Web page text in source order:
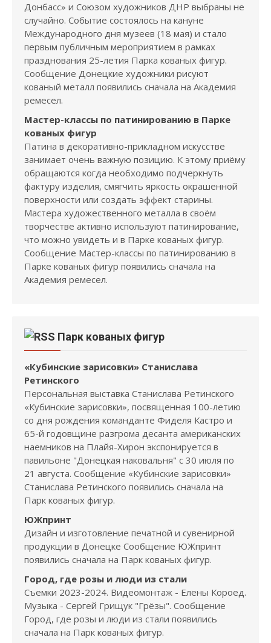
Донбасс» и Союзом художников ДНР выбраны не
случайно. Событие состоялось на кануне
Международного дня музеев (18 мая) и стало
первым публичным мероприятием в рамках
празднования 25-летия Парка кованых фигур.
Сообщение Донецкие художники рисуют
кованый металл появились сначала на Академия
ремесел.
Мастер-классы по патинированию в Парке
кованых фигур
Патина в декоративно-прикладном искусстве
занимает очень важную позицию. К этому приёму
обращаются когда необходимо подчеркнуть
фактуру изделия, смягчить яркость окрашенной
поверхности или создать эффект старины.
Мастера художественного металла в своём
творчестве активно используют патинирование,
что можно увидеть и в Парке кованых фигур.
Сообщение Мастер-классы по патинированию в
Парке кованых фигур появились сначала на
Академия ремесел.
Парк кованых фигур
«Кубинские зарисовки» Станислава
Ретинского
Персональная выставка Станислава Ретинского
«Кубинские зарисовки», посвященная 100-летию
со дня рождения команданте Фиделя Кастро и
65-й годовщине разгрома десанта американских
наемников на Плайя-Хирон экспонируется в
павильоне "Донецкая наковальня" с 30 июля по
21 августа. Сообщение «Кубинские зарисовки»
Станислава Ретинского появились сначала на
Парк кованых фигур.
ЮЖпринт
Дизайн и изготовление печатной и сувенирной
продукции в Донецке Сообщение ЮЖпринт
появились сначала на Парк кованых фигур.
Город, где розы и люди из стали
Съемки 2023-2024. Видеомонтаж - Елены Короед.
Музыка - Сергей Грищук "Грёзы". Сообщение
Город, где розы и люди из стали появились
сначала на Парк кованых фигур.